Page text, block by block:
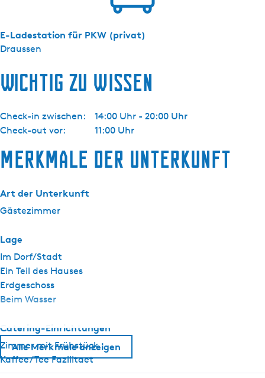
Draussen
E-Ladestation für PKW (privat)
Wichtig zu wissen
Check-in zwischen:
14:00 Uhr - 20:00 Uhr
Check-out vor:
11:00 Uhr
r
i
c
h
p
a
t
r
e
Merkmale der Unterkunft
Art der Unterkunft
Gästezimmer
Lage
Im Dorf/Stadt
Ein Teil des Hauses
Erdgeschoss
Beim Wasser
Catering-Einrichtungen
Zimmer mit Frühstück
Kaffee/Tee Fazilitaet
Alle Merkmale anzeigen